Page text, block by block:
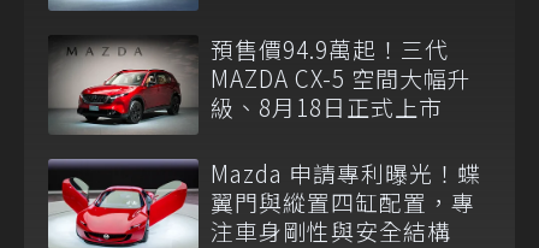
預售價94.9萬起！三代
MAZDA CX-5 空間大幅升
級、8月18日正式上市
Mazda 申請專利曝光！蝶
翼門與縱置四缸配置，專
注車身剛性與安全結構